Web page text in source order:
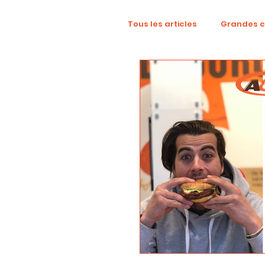
Tous les articles Grandes
Mode
Revue créative
localisation
Collaboration Alcool